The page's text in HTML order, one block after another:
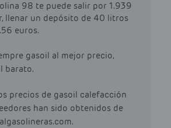
98 te puede salir por 1.939
llenar un depósito de 40 litros
euros.
gasoil al mejor precio,
barato.
precios de gasoil calefacción
han sido obtenidos de